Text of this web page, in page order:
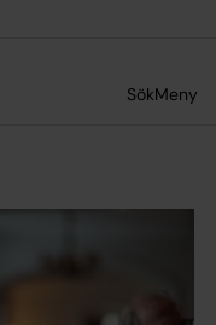
SökMeny